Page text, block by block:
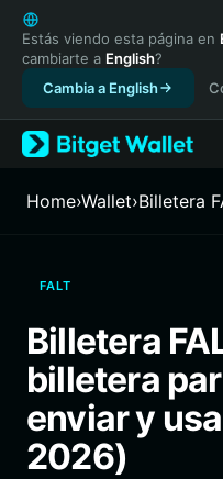
English
日本語
Tiếng Việt
Русский
Español (Latinoamérica)
Türkçe
Français
繁體中文
Bahasa Indonesia
ภาษาไทย
Español
Português (Brasil)
Estás viendo esta página en
cambiarte a English?
Cambia a English
Home›Wallet›Billetera
FALT
Billetera
billetera
enviar y
2026)